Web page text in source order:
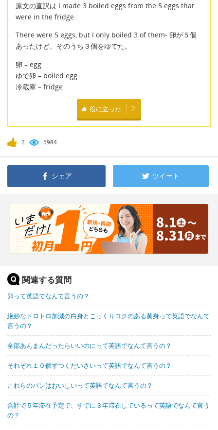
原文の直訳は I made 3 boiled eggs from the 5 eggs that
were in the fridge.
There were 5 eggs, but I only boiled 3 of them- 卵が５個
あったけど、そのうち３個をゆでた。
卵 – egg
ゆで卵 – boiled egg
冷蔵庫 – fridge
役に立った 2
2 5984
シェア ツイート
関連する質問
卵って英語でなんて言うの？
絶妙なトロトロ加減の白身とこっくりコクのある黄身って英語でなんて
言うの？
全部あんまんだったらいいのにって英語でなんて言うの？
それぞれ１０個ずつくだいさいって英語でなんて言うの？
これらのパンはおいしいって英語でなんて言うの？
合計で５年滞在予定で、すでに３年滞在しているって英語でなんて言う
の？